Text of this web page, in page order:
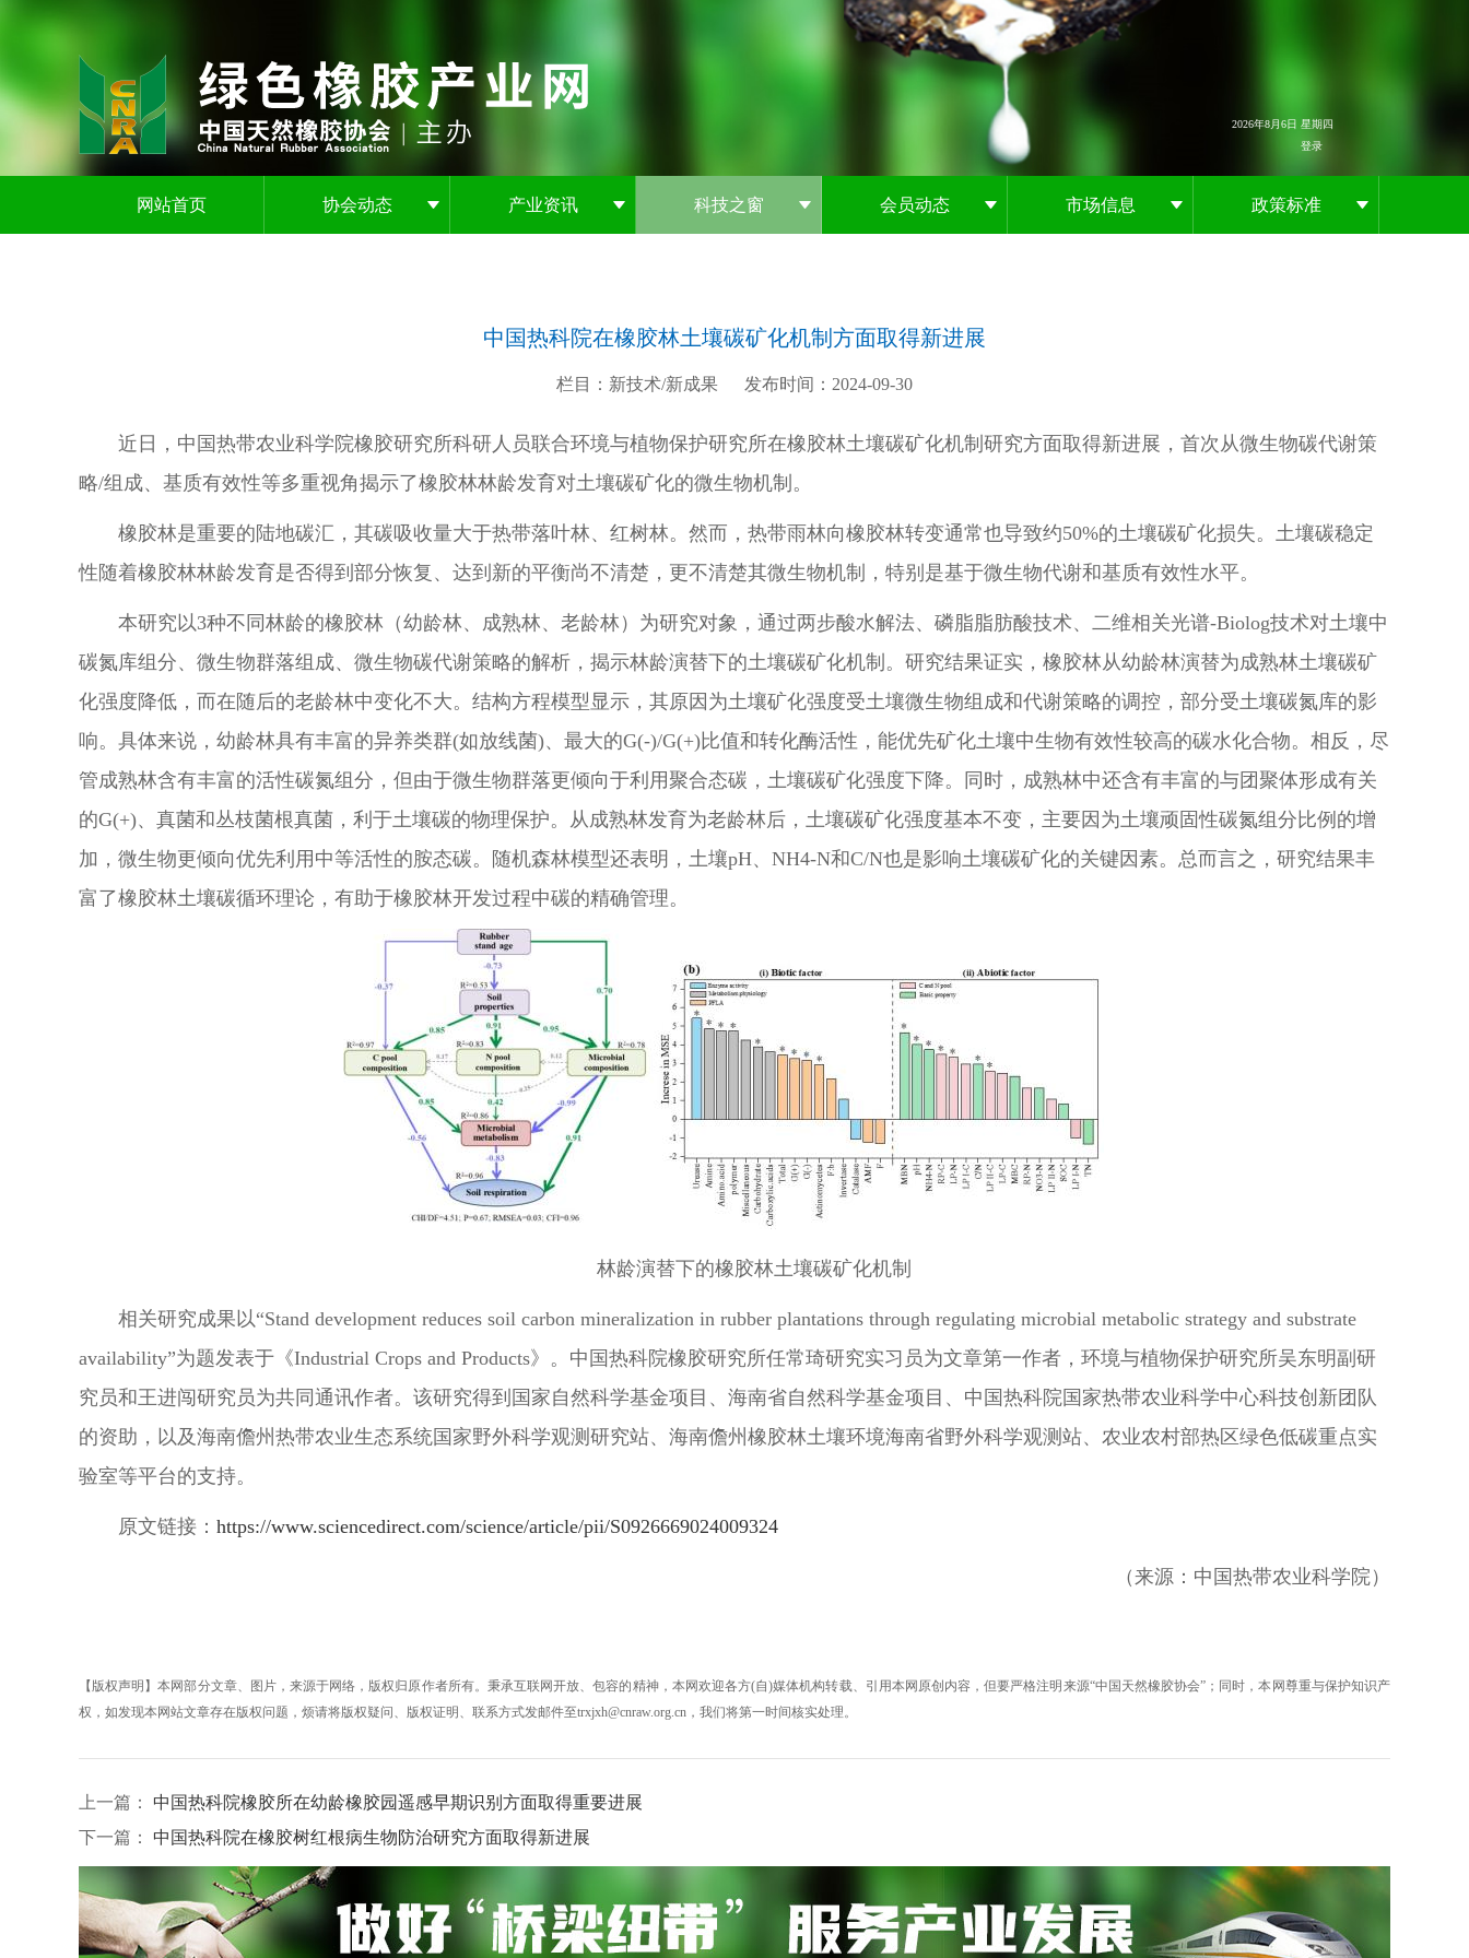
2026年8月6日 星期四
登录
网站首页 协会动态 产业资讯 科技之窗 会员动态 市场信息 政策标准
中国热科院在橡胶林土壤碳矿化机制方面取得新进展
栏目：新技术/新成果 发布时间：2024-09-30
近日，中国热带农业科学院橡胶研究所科研人员联合环境与植物保护研究所在橡胶林土壤碳矿化机制研究方面取得新进展，首次从微生物碳代谢策
略/组成、基质有效性等多重视角揭示了橡胶林林龄发育对土壤碳矿化的微生物机制。
橡胶林是重要的陆地碳汇，其碳吸收量大于热带落叶林、红树林。然而，热带雨林向橡胶林转变通常也导致约50%的土壤碳矿化损失。土壤碳稳定
性随着橡胶林林龄发育是否得到部分恢复、达到新的平衡尚不清楚，更不清楚其微生物机制，特别是基于微生物代谢和基质有效性水平。
本研究以3种不同林龄的橡胶林（幼龄林、成熟林、老龄林）为研究对象，通过两步酸水解法、磷脂脂肪酸技术、二维相关光谱-Biolog技术对土壤中
碳氮库组分、微生物群落组成、微生物碳代谢策略的解析，揭示林龄演替下的土壤碳矿化机制。研究结果证实，橡胶林从幼龄林演替为成熟林土壤碳矿
化强度降低，而在随后的老龄林中变化不大。结构方程模型显示，其原因为土壤矿化强度受土壤微生物组成和代谢策略的调控，部分受土壤碳氮库的影
响。具体来说，幼龄林具有丰富的异养类群(如放线菌)、最大的G(-)/G(+)比值和转化酶活性，能优先矿化土壤中生物有效性较高的碳水化合物。相反，尽
管成熟林含有丰富的活性碳氮组分，但由于微生物群落更倾向于利用聚合态碳，土壤碳矿化强度下降。同时，成熟林中还含有丰富的与团聚体形成有关
的G(+)、真菌和丛枝菌根真菌，利于土壤碳的物理保护。从成熟林发育为老龄林后，土壤碳矿化强度基本不变，主要因为土壤顽固性碳氮组分比例的增
加，微生物更倾向优先利用中等活性的胺态碳。随机森林模型还表明，土壤pH、NH4-N和C/N也是影响土壤碳矿化的关键因素。总而言之，研究结果丰
富了橡胶林土壤碳循环理论，有助于橡胶林开发过程中碳的精确管理。
林龄演替下的橡胶林土壤碳矿化机制
相关研究成果以“Stand development reduces soil carbon mineralization in rubber plantations through regulating microbial metabolic strategy and substrate
availability”为题发表于《Industrial Crops and Products》。中国热科院橡胶研究所任常琦研究实习员为文章第一作者，环境与植物保护研究所吴东明副研
究员和王进闯研究员为共同通讯作者。该研究得到国家自然科学基金项目、海南省自然科学基金项目、中国热科院国家热带农业科学中心科技创新团队
的资助，以及海南儋州热带农业生态系统国家野外科学观测研究站、海南儋州橡胶林土壤环境海南省野外科学观测站、农业农村部热区绿色低碳重点实
验室等平台的支持。
原文链接： https://www.sciencedirect.com/science/article/pii/S0926669024009324
（来源：中国热带农业科学院）
【版权声明】本网部分文章、图片，来源于网络，版权归原作者所有。秉承互联网开放、包容的精神，本网欢迎各方(自)媒体机构转载、引用本网原创内容，但要严格注明来源“中国天然橡胶协会”；同时，本网尊重与保护知识产
权，如发现本网站文章存在版权问题，烦请将版权疑问、版权证明、联系方式发邮件至trxjxh@cnraw.org.cn，我们将第一时间核实处理。
上一篇：
中国热科院橡胶所在幼龄橡胶园遥感早期识别方面取得重要进展
下一篇：
中国热科院在橡胶树红根病生物防治研究方面取得新进展